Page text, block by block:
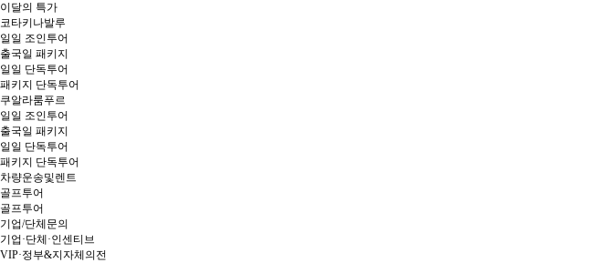
이달의 특가
코타키나발루
일일 조인투어
출국일 패키지
일일 단독투어
패키지 단독투어
쿠알라룸푸르
일일 조인투어
출국일 패키지
일일 단독투어
패키지 단독투어
차량운송및렌트
골프투어
골프투어
기업/단체문의
기업·단체·인센티브
VIP·정부&지자체의전